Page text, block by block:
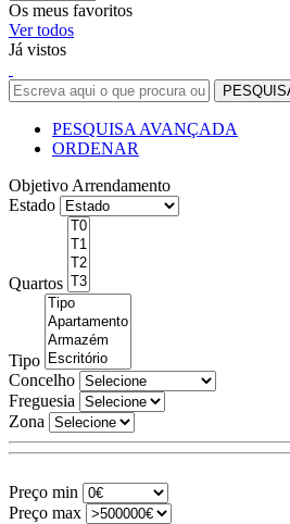
Os meus favoritos
Ver todos
Já vistos
PESQUISA AVANÇADA
ORDENAR
Objetivo Arrendamento
Estado
Quartos
Tipo
Concelho
Freguesia
Zona
Preço min
Preço max